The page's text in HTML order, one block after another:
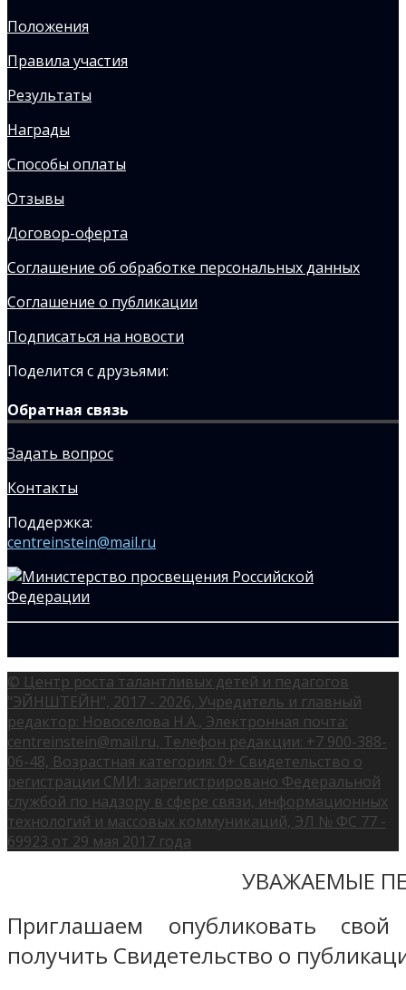
Положения
Правила участия
Результаты
Награды
Способы оплаты
Отзывы
Договор-оферта
Соглашение об обработке персональных данных
Соглашение о публикации
Подписаться на новости
Поделится с друзьями:
Обратная связь
Задать вопрос
Контакты
Поддержка:
centreinstein@mail.ru
© Центр роста талантливых детей и педагогов
"ЭЙНШТЕЙН", 2017 - 2026, Учредитель и главный
редактор: Новоселова Н.А., Электронная почта:
centreinstein@mail.ru, Телефон редакции: +7 900-388-
06-48, Возрастная категория: 0+ Свидетельство о
регистрации СМИ: зарегистрировано Федеральной
службой по надзору в сфере связи, информационных
технологий и массовых коммуникаций, ЭЛ № ФС 77 -
69923 от 29 мая 2017 года
УВАЖАЕМЫЕ
Приглашаем опубликовать
получить Свидетельство о